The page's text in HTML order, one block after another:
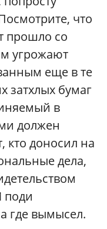
что
прошло со
угрожают
еще в те
затхлых бумаг
в
должен
кто доносил на
дела,
поди
где вымысел.